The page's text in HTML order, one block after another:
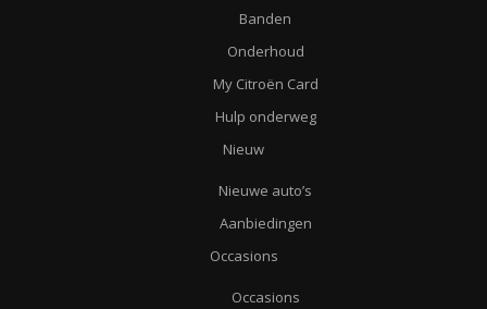
Banden
Onderhoud
My Citroën Card
Hulp onderweg
Nieuw
Nieuwe auto’s
Aanbiedingen
Occasions
Occasions